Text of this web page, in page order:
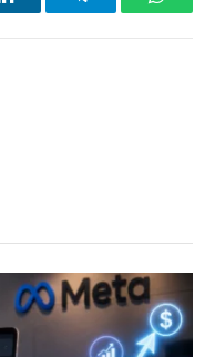
LinkedInTelegram